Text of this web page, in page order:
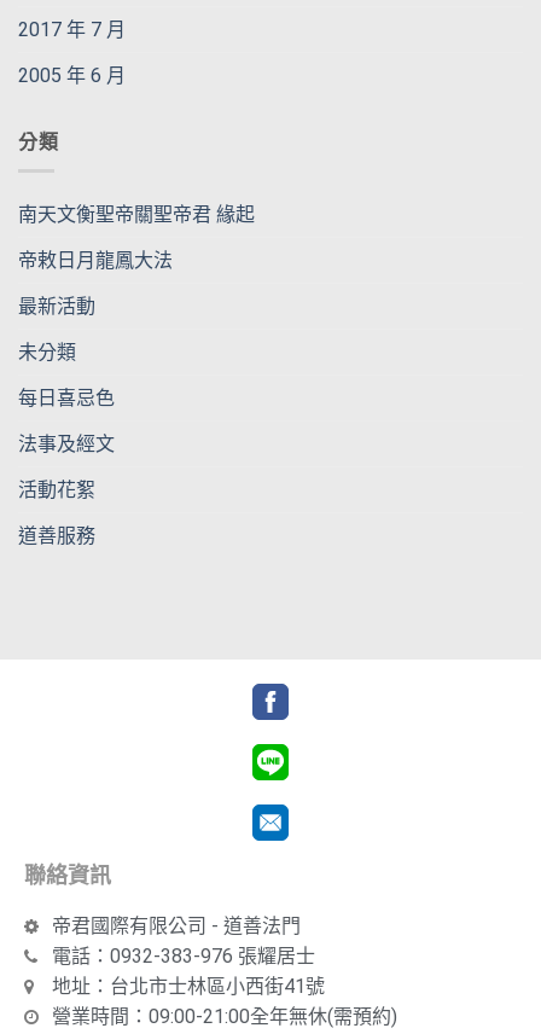
2017 年 7 月
2005 年 6 月
分類
南天文衡聖帝關聖帝君 緣起
帝敕日月龍鳳大法
最新活動
未分類
每日喜忌色
法事及經文
活動花絮
道善服務
聯絡資訊
帝君國際有限公司 - 道善法門
電話：0932-383-976 張耀居士
地址：台北市士林區小西街41號
營業時間：09:00-21:00全年無休(需預約)